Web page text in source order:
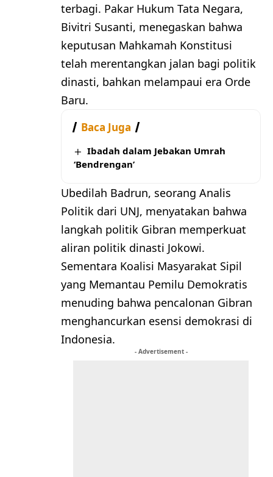
terbagi. Pakar Hukum Tata Negara,
Bivitri Susanti, menegaskan bahwa
keputusan Mahkamah Konstitusi
telah merentangkan jalan bagi politik
dinasti, bahkan melampaui era Orde
Baru.
Baca Juga
Ibadah dalam Jebakan Umrah
‘Bendrengan’
Ubedilah Badrun, seorang Analis
Politik dari UNJ, menyatakan bahwa
langkah politik Gibran memperkuat
aliran politik dinasti Jokowi.
Sementara Koalisi Masyarakat Sipil
yang Memantau Pemilu Demokratis
menuding bahwa pencalonan Gibran
menghancurkan esensi demokrasi di
Indonesia.
- Advertisement -